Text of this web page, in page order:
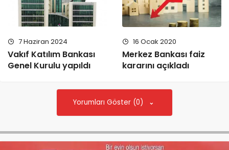
7 Haziran 2024
Vakıf Katılım Bankası
Genel Kurulu yapıldı
16 Ocak 2020
Merkez Bankası faiz
kararını açıkladı
Yorumları Göster (0)